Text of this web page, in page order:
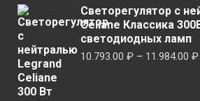
Светорегулятор с
Celiane Классика
светодиодных ламп
10.793.00 ₽ – 11.984.00 ₽